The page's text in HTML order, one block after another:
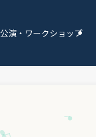
公演・ワークショップ